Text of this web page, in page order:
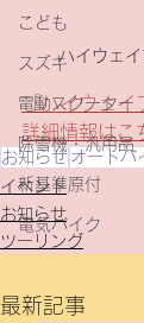
こども
スズキ
電動スクーター
除雪機・汎用品
新基準原付
電気バイク
ハイウェ
「ハイウェイ
詳細情報はこ
お知らせ オートバ
イベント
お知らせ
ツーリング
最新記事